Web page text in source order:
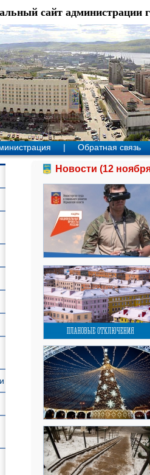
сайт администрации
| Обратная связь
Новости (12